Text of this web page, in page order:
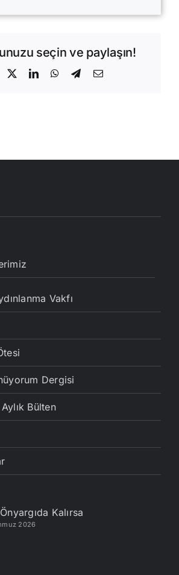
seçin ve paylaşın!
X LinkedInWhatsApp
Telegram
E-
Vakfı
Dergisi
Bülten
Kalırsa
2026